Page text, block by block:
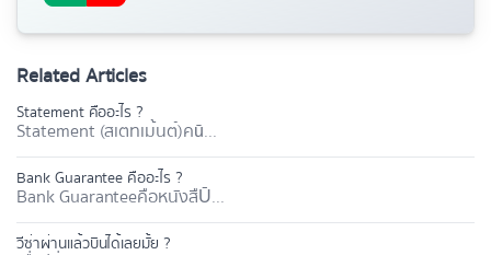
Related Articles
Statement คืออะไร ?
Statement (สเตทเม้นต์) คū...
Bank Guarantee คืออะไร ?
Bank Guarantee คือ หนังสืŪ...
วีซ่าผ่านแล้วบินได้เลยมั้ย ?